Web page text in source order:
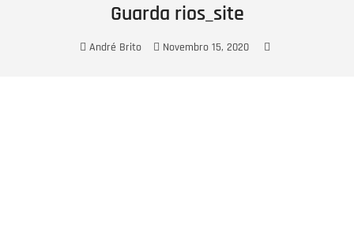
Guarda rios_site
André Brito Novembro 15, 2020